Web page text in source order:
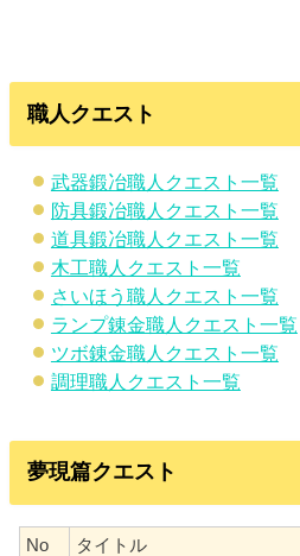
職人クエスト
武器鍛冶職人クエスト一覧
防具鍛冶職人クエスト一覧
道具鍛冶職人クエスト一覧
木工職人クエスト一覧
さいほう職人クエスト一覧
ランプ錬金職人クエスト一覧
ツボ錬金職人クエスト一覧
調理職人クエスト一覧
夢現篇クエスト
No タイトル